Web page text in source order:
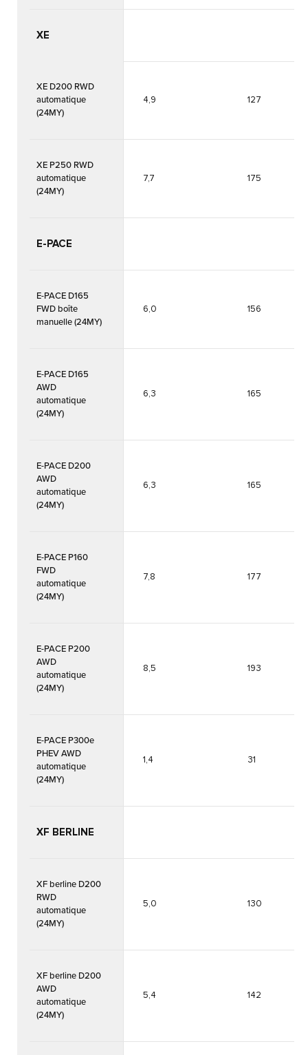
XE
XE D200 RWD
automatique
(24MY)
4,9 127
XE P250 RWD
automatique
(24MY)
7,7 175
E-PACE
E-PACE D165
FWD boîte
manuelle (24MY)
6,0 156
E-PACE D165
AWD
automatique
(24MY)
6,3 165
E-PACE D200
AWD
automatique
(24MY)
6,3 165
E-PACE P160
FWD
automatique
(24MY)
7,8 177
E-PACE P200
AWD
automatique
(24MY)
8,5 193
E-PACE P300e
PHEV AWD
automatique
(24MY)
1,4 31
XF BERLINE
XF berline D200
RWD
automatique
(24MY)
5,0 130
XF berline D200
AWD
automatique
(24MY)
5,4 142